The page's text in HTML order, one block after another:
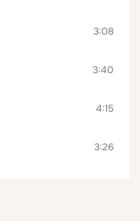
3:08
3:40
4:15
3:26